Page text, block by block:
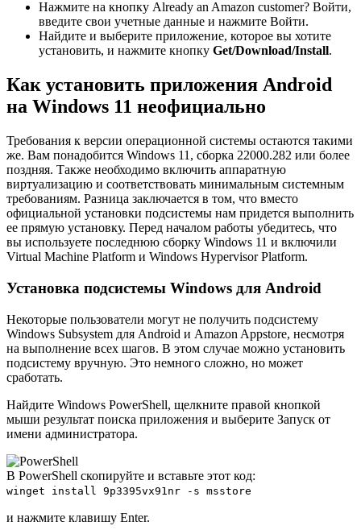
Нажмите на кнопку Already an Amazon customer? Войти,
введите свои учетные данные и нажмите Войти.
Найдите и выберите приложение, которое вы хотите
установить, и нажмите кнопку Get/Download/Install.
Как установить приложения Android
на Windows 11 неофициально
Требования к версии операционной системы остаются такими
же. Вам понадобится Windows 11, сборка 22000.282 или более
поздняя. Также необходимо включить аппаратную
виртуализацию и соответствовать минимальным системным
требованиям. Разница заключается в том, что вместо
официальной установки подсистемы нам придется выполнить
ее прямую установку. Перед началом работы убедитесь, что
вы используете последнюю сборку Windows 11 и включили
Virtual Machine Platform и Windows Hypervisor Platform.
Установка подсистемы Windows для Android
Некоторые пользователи могут не получить подсистему
Windows Subsystem для Android и Amazon Appstore, несмотря
на выполнение всех шагов. В этом случае можно установить
подсистему вручную. Это немного сложно, но может
сработать.
Найдите Windows PowerShell, щелкните правой кнопкой
мыши результат поиска приложения и выберите Запуск от
имени администратора.
В PowerShell скопируйте и вставьте этот код:
winget install 9p3395vx91nr -s msstore
и нажмите клавишу Enter.